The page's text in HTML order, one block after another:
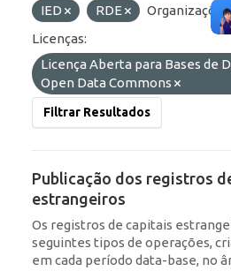
IED
RDE Organizações:
Licenças:
Licença Aberta para Bases de
Open Data Commons
Filtrar Resultados
Publicação dos registros
estrangeiros
Os registros de capitais
seguintes tipos de operações,
em cada período data-base, no